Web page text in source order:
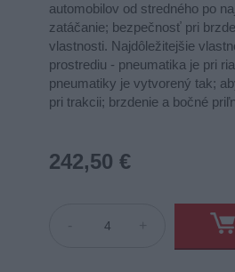
automobilov od stredného po
zatáčanie; bezpečnosť pri
vlastnosti. Najdôležitejšie
prostrediu - pneumatika je pri
pneumatiky je vytvorený tak;
pri trakcii; brzdenie a bočné
242,50 €